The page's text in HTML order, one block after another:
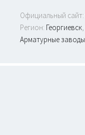
Официальный сайт:
Регион: Георгиевск,
Арматурные заводы